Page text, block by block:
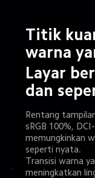
Titik
warna
Layar
dan
Rentang
sRGB 100%,
memungkinkan
seperti nyata.
Transisi warna
meningkatkan